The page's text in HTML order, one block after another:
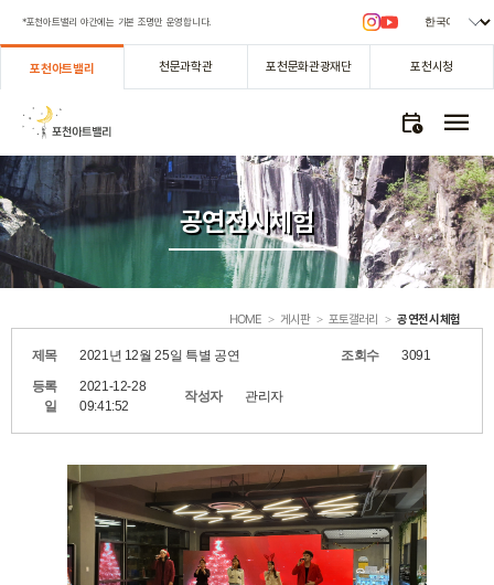
포천아트밸리 천문과학관 포천문화관광재단 포천시청
*포천아트밸리 야간에는 기본 조명만 운영합니다.
menu
calendar_clock
공연전시체험
HOME > 게시판 > 포토갤러리 > 공연전시체험
제목 2021년 12월 25일 특별 공연 조회수
3091
등록
일
2021-12-28
09:41:52
작성자 관리자